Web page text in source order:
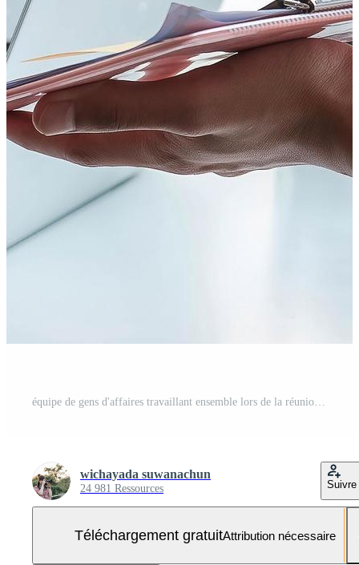
équipe de gens d'affaires travaillant ensemble lors de la réunion Photo Gratuite
wichayada suwanachun
24 981 Ressources Suivre
Téléchargement gratuitAttribution nécessaire